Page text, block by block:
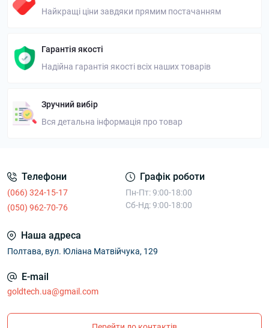
Найкращі ціни завдяки прямим постачанням
Гарантія якості
Надійна гарантія якості всіх наших товарів
Зручний вибір
Вся детальна інформація про товар
Телефони
(066) 324-15-17
(050) 962-70-76
Графік роботи
Пн-Пт: 9:00-18:00
Сб-Нд: 9:00-18:00
Наша адреса
Полтава, вул. Юліана Матвійчука, 129
E-mail
goldtech.ua@gmail.com